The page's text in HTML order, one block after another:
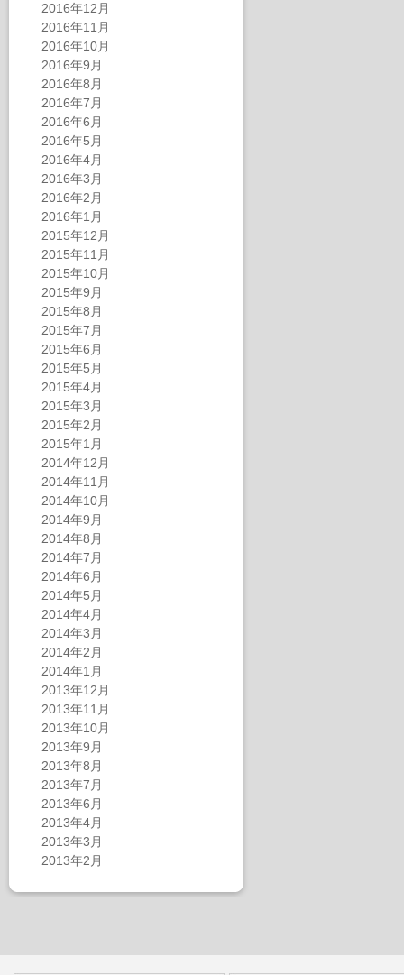
2016年12月
2016年11月
2016年10月
2016年9月
2016年8月
2016年7月
2016年6月
2016年5月
2016年4月
2016年3月
2016年2月
2016年1月
2015年12月
2015年11月
2015年10月
2015年9月
2015年8月
2015年7月
2015年6月
2015年5月
2015年4月
2015年3月
2015年2月
2015年1月
2014年12月
2014年11月
2014年10月
2014年9月
2014年8月
2014年7月
2014年6月
2014年5月
2014年4月
2014年3月
2014年2月
2014年1月
2013年12月
2013年11月
2013年10月
2013年9月
2013年8月
2013年7月
2013年6月
2013年4月
2013年3月
2013年2月